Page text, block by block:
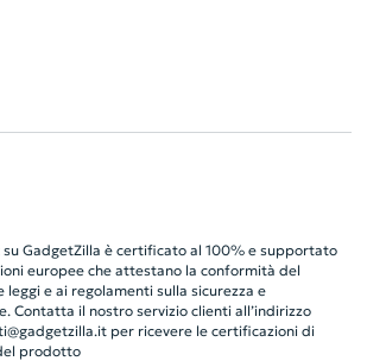
GadgetZilla è certificato al 100% e supportato
europee che attestano la conformità del
leggi e ai regolamenti sulla sicurezza e
Contatta il nostro servizio clienti all’indirizzo
per ricevere le certificazioni di
prodotto